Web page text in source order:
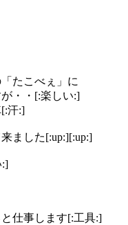
たこべぇ」に
・・[:楽しい:]
汗:]
した[:up:][:up:]
:]
事します[:工具:]